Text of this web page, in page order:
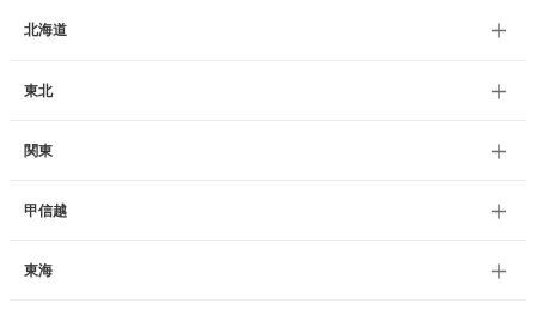
北海道
東北
関東
甲信越
東海